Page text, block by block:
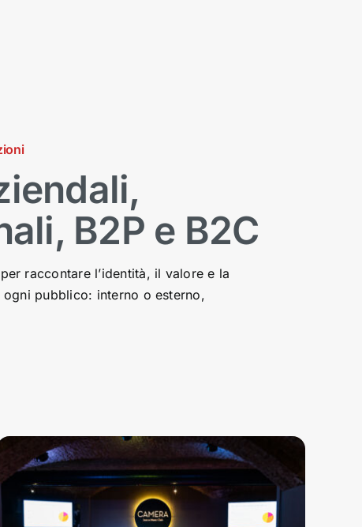
B2P e B2C
raccontare l’identità, il valore e la
pubblico: interno o esterno,